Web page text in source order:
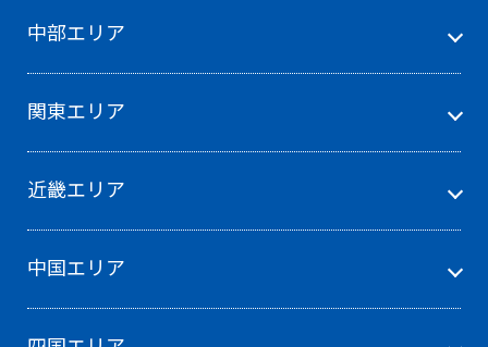
中部エリア
関東エリア
近畿エリア
中国エリア